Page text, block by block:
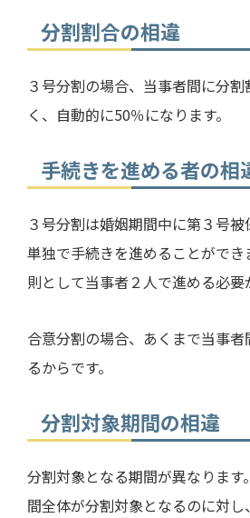
分割割合の相違
３号分割の場合、当事者間に分
く、自動的に50％になります。
手続きを進める者の相
３号分割は婚姻期間中に第３号
単独で手続きを進めることがで
則として当事者２人で進める必要
合意分割の場合、あくまで当事
るからです。
分割対象期間の相違
分割対象となる期間が異なります
間全体が分割対象となるのに対し